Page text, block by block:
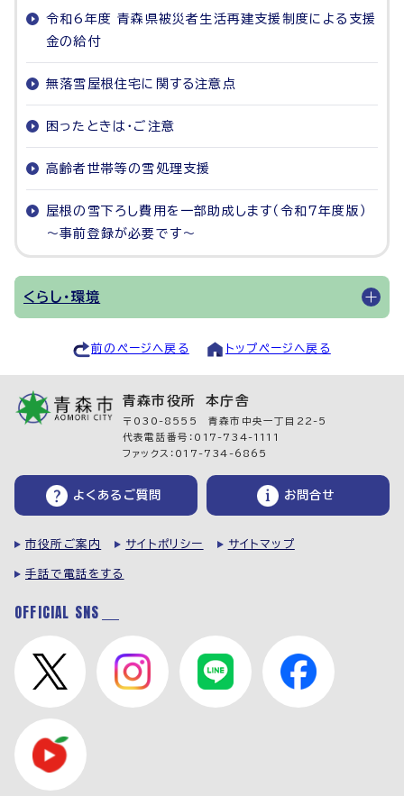
令和6年度 青森県被災者生活再建支援制度による支援
金の給付
無落雪屋根住宅に関する注意点
困ったときは・ご注意
高齢者世帯等の雪処理支援
屋根の雪下ろし費用を一部助成します（令和7年度版）
～事前登録が必要です～
くらし・環境
前のページへ戻る トップページへ戻る
青森市役所 本庁舎
〒030-8555 青森市中央一丁目22-5
代表電話番号：017-734-1111
ファックス：017-734-6865
よくあるご質問 お問合せ
市役所ご案内 サイトポリシー サイトマップ
手話で電話をする
OFFICIAL SNS